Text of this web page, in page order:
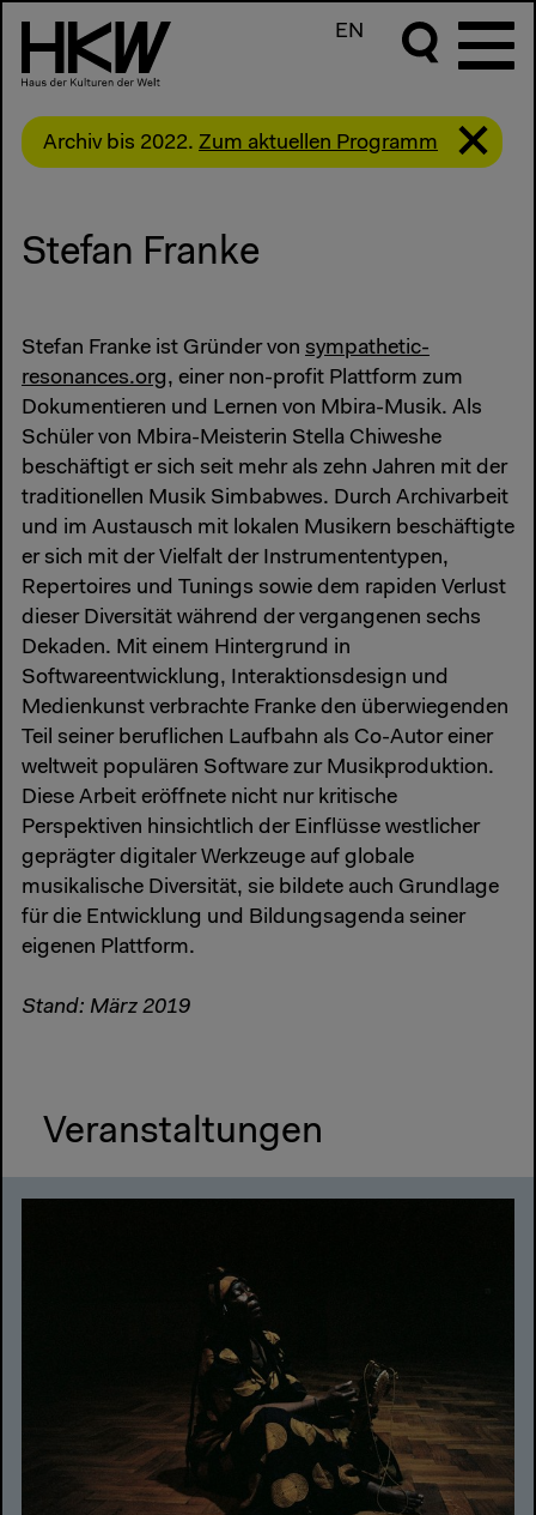
EN
Archiv bis 2022. Zum aktuellen Programm
Stefan Franke
Stefan Franke ist Gründer von sympathetic-
resonances.org, einer non-profit Plattform zum
Dokumentieren und Lernen von Mbira-Musik. Als
Schüler von Mbira-Meisterin Stella Chiweshe
beschäftigt er sich seit mehr als zehn Jahren mit der
traditionellen Musik Simbabwes. Durch Archivarbeit
und im Austausch mit lokalen Musikern beschäftigte
er sich mit der Vielfalt der Instrumententypen,
Repertoires und Tunings sowie dem rapiden Verlust
dieser Diversität während der vergangenen sechs
Dekaden. Mit einem Hintergrund in
Softwareentwicklung, Interaktionsdesign und
Medienkunst verbrachte Franke den überwiegenden
Teil seiner beruflichen Laufbahn als Co-Autor einer
weltweit populären Software zur Musikproduktion.
Diese Arbeit eröffnete nicht nur kritische
Perspektiven hinsichtlich der Einflüsse westlicher
geprägter digitaler Werkzeuge auf globale
musikalische Diversität, sie bildete auch Grundlage
für die Entwicklung und Bildungsagenda seiner
eigenen Plattform.
Stand: März 2019
Veranstaltungen